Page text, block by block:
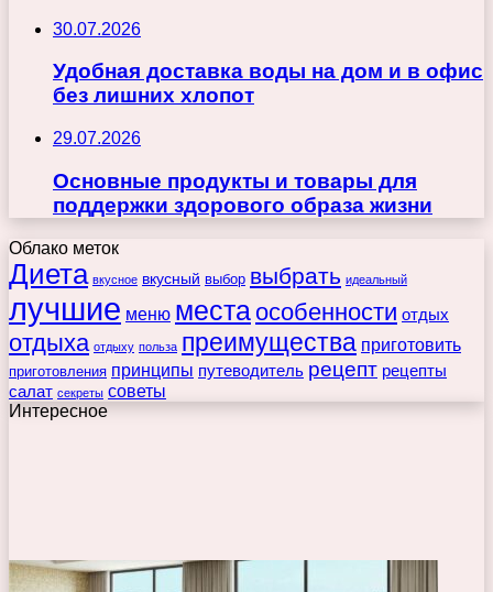
30.07.2026
Удобная доставка воды на дом и в офис
без лишних хлопот
29.07.2026
Основные продукты и товары для
поддержки здорового образа жизни
Облако меток
Диета вкусное вкусный выбор выбрать идеальный
лучшие меню места особенности отдых
отдыха отдыху польза преимущества приготовить
приготовления принципы путеводитель рецепт рецепты
салат секреты советы
Интересное